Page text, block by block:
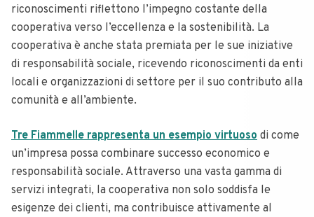
riconoscimenti riflettono l’impegno costante della
cooperativa verso l’eccellenza e la sostenibilità. La
cooperativa è anche stata premiata per le sue iniziative
di responsabilità sociale, ricevendo riconoscimenti da enti
locali e organizzazioni di settore per il suo contributo alla
comunità e all’ambiente.
Tre Fiammelle rappresenta un esempio virtuoso di come
un’impresa possa combinare successo economico e
responsabilità sociale. Attraverso una vasta gamma di
servizi integrati, la cooperativa non solo soddisfa le
esigenze dei clienti, ma contribuisce attivamente al